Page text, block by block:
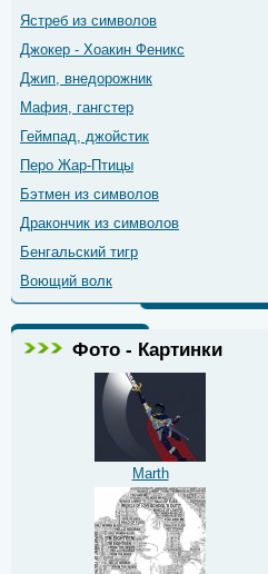
Ястреб из символов
Джокер - Хоакин Феникс
Джип, внедорожник
Мафия, гангстер
Геймпад, джойстик
Перо Жар-Птицы
Бэтмен из символов
Дракончик из символов
Бенгальский тигр
Воющий волк
Фото - Картинки
Marth